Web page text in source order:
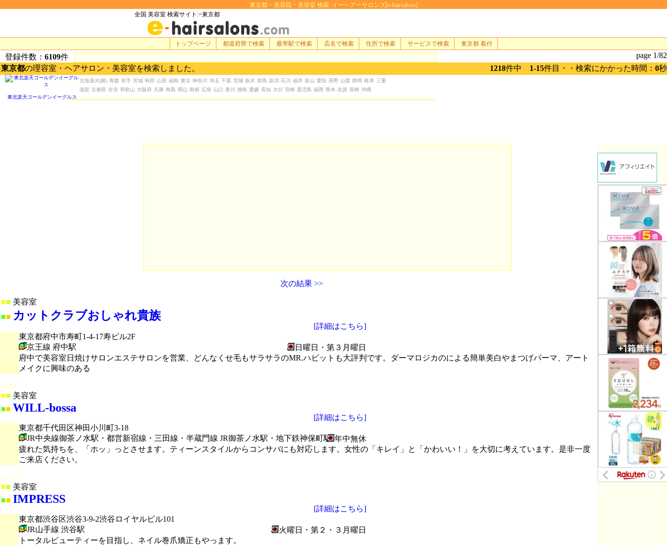
東京都 > 美容院・美容室 検索 :イーヘアーサロンズ[e-hairsalons]
全国 美容室 検索サイト:>東京都
登録件数： 6109件
page 1/82
東京都の理容室・ヘアサロン・美容室を検索しました。 1218件中 1-15件目・・検索にかかった時間： 0秒
次の結果 >>
■ 美容室
■■ カットクラブおしゃれ貴族
[詳細はこちら]
東京都府中市寿町1-4-17寿ビル2F
京王線 府中駅
日曜日・第３月曜日
府中で美容室日焼けサロンエステサロンを営業、どんなくせ毛もサラサラのMR.ハビットも大評判です。ダーマロジカのによる簡単美白やまつげパーマ、アート
メイクに興味のある
■ 美容室
■■ WILL-bossa
[詳細はこちら]
東京都千代田区神田小川町3-18
JR中央線御茶ノ水駅・都営新宿線・三田線・半蔵門線 JR御茶ノ水駅・地下鉄神保町駅 年中無休
疲れた気持ちを、「ホッ」っとさせます。ティーンスタイルからコンサバにも対応します。女性の「キレイ」と「かわいい！」を大切に考えています。是非一度
ご来店ください。
■ 美容室
■■ IMPRESS
[詳細はこちら]
東京都渋谷区渋谷3-9-2渋谷ロイヤルビル101
JR山手線 渋谷駅
火曜日・第２・３月曜日
トータルビューティーを目指し、ネイル巻爪矯正もやっます。
北海道(札幌) 青森 岩手 宮城 秋田 山形 福島 東京 神奈川 埼玉 千葉 茨城 栃木 群馬 新潟 石川 福井 富山 愛知 長野 山梨 静岡 岐阜 三重
滋賀 京都府 奈良 和歌山 大阪府 兵庫 鳥取 岡山 島根 広島 山口 香川 徳島 愛媛 高知 大分 宮崎 鹿児島 福岡 熊本 佐賀 長崎 沖縄
トップページ 都道府県で検索 最寄駅で検索 店名で検索 住所で検索 サービスで検索 東京都 着付
東北楽天ゴールデンイーグルス